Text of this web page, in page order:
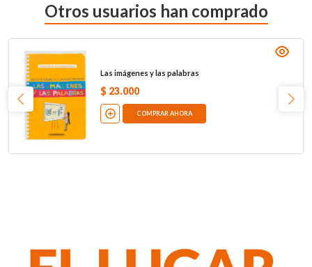
Otros usuarios han comprado
Las imágenes y las palabras
$ 23.000
COMPRAR AHORA